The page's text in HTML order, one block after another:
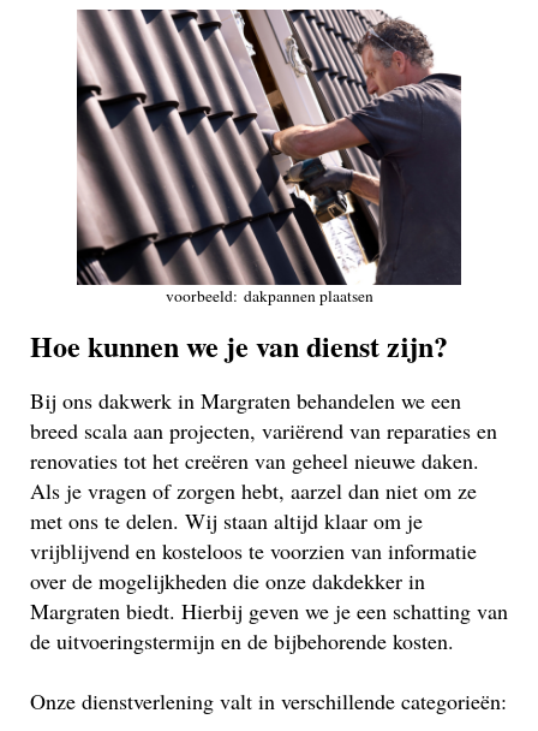
voorbeeld: dakpannen plaatsen
Hoe kunnen we je van dienst zijn?
Bij ons dakwerk in Margraten behandelen we een
breed scala aan projecten, variërend van reparaties en
renovaties tot het creëren van geheel nieuwe daken.
Als je vragen of zorgen hebt, aarzel dan niet om ze
met ons te delen. Wij staan altijd klaar om je
vrijblijvend en kosteloos te voorzien van informatie
over de mogelijkheden die onze dakdekker in
Margraten biedt. Hierbij geven we je een schatting van
de uitvoeringstermijn en de bijbehorende kosten.
Onze dienstverlening valt in verschillende categorieën: